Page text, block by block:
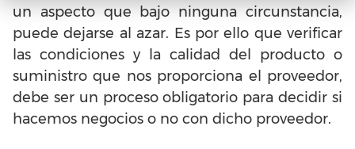
un aspecto que bajo ninguna circunstancia,
puede dejarse al azar. Es por ello que verificar
las condiciones y la calidad del producto o
suministro que nos proporciona el proveedor,
debe ser un proceso obligatorio para decidir si
hacemos negocios o no con dicho proveedor.